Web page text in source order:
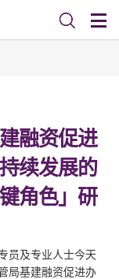
融资促进
续发展的
角色」研
员及专业人士今天
局基建融资促进办